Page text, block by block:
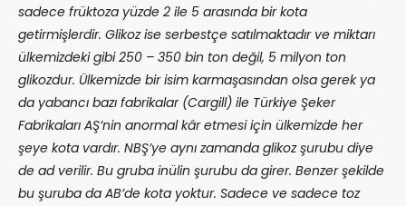
sadece früktoza yüzde 2 ile 5 arasında bir kota
getirmişlerdir. Glikoz ise serbestçe satılmaktadır ve miktarı
ülkemizdeki gibi 250 – 350 bin ton değil, 5 milyon ton
glikozdur. Ülkemizde bir isim karmaşasından olsa gerek ya
da yabancı bazı fabrikalar (Cargill) ile Türkiye Şeker
Fabrikaları AŞ’nin anormal kâr etmesi için ülkemizde her
şeye kota vardır. NBŞ’ye aynı zamanda glikoz şurubu diye
de ad verilir. Bu gruba inülin şurubu da girer. Benzer şekilde
bu şuruba da AB’de kota yoktur. Sadece ve sadece toz